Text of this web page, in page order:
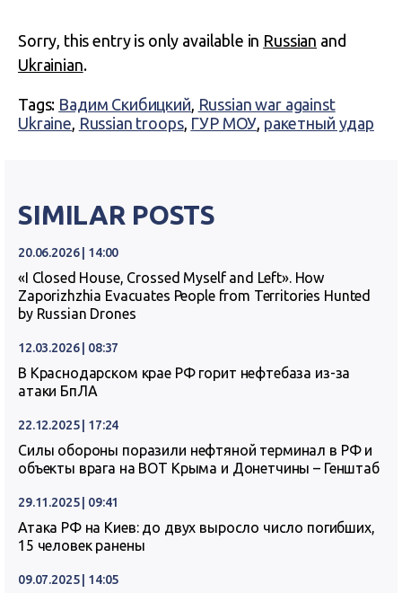
Sorry, this entry is only available in Russian and
Ukrainian.
Tags: Вадим Скибицкий, Russian war against
Ukraine, Russian troops, ГУР МОУ, ракетный удар
SIMILAR POSTS
20.06.2026 | 14:00
«I Closed House, Crossed Myself and Left». How
Zaporizhzhia Evacuates People from Territories Hunted
by Russian Drones
12.03.2026 | 08:37
В Краснодарском крае РФ горит нефтебаза из-за
атаки БпЛА
22.12.2025 | 17:24
Силы обороны поразили нефтяной терминал в РФ и
объекты врага на ВОТ Крыма и Донетчины – Генштаб
29.11.2025 | 09:41
Атака РФ на Киев: до двух выросло число погибших,
15 человек ранены
09.07.2025 | 14:05